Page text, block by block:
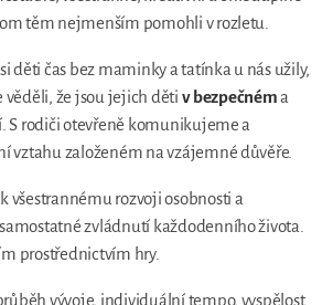
těm nejmenším pomohli v rozletu.
děti čas bez maminky a tatínka u nás užily,
věděli, že jsou jejich děti v bezpečnéma
S rodiči otevřeně komunikujeme a
vztahu založeném na vzájemné důvěře.
všestrannému rozvoji osobnosti a
zvládnutí každodenního života.
prostřednictvím hry.
vývoje, individuální tempo, vyspělost